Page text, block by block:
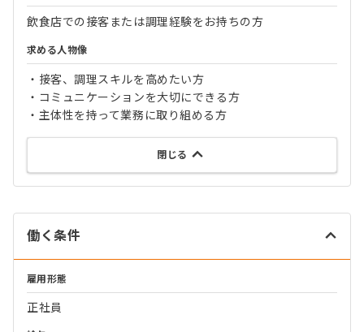
飲食店での接客または調理経験をお持ちの方
求める人物像
・接客、調理スキルを高めたい方
・コミュニケーションを大切にできる方
・主体性を持って業務に取り組める方
閉じる
働く条件
雇用形態
正社員